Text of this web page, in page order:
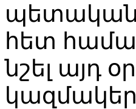
պետական
հետ
նշել այդ